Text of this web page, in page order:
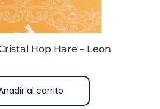
Hop Hare – Leon
al carrito